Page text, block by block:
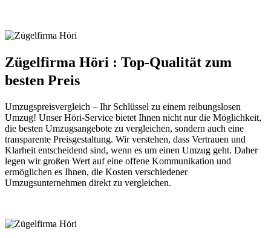
Zügelfirma Höri : Top-Qualität zum
besten Preis
Umzugspreisvergleich – Ihr Schlüssel zu einem reibungslosen
Umzug! Unser Höri-Service bietet Ihnen nicht nur die Möglichkeit,
die besten Umzugsangebote zu vergleichen, sondern auch eine
transparente Preisgestaltung. Wir verstehen, dass Vertrauen und
Klarheit entscheidend sind, wenn es um einen Umzug geht. Daher
legen wir großen Wert auf eine offene Kommunikation und
ermöglichen es Ihnen, die Kosten verschiedener
Umzugsunternehmen direkt zu vergleichen.